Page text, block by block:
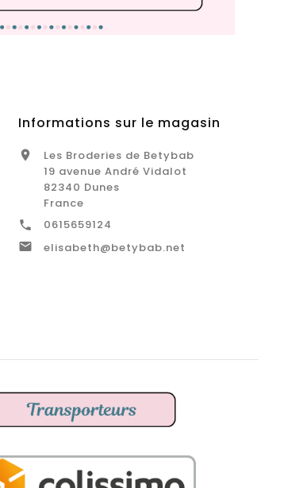
Informations sur le magasin

Les Broderies de Betybab
19 avenue André Vidalot
82340 Dunes
France
 0615659124
 elisabeth@betybab.net